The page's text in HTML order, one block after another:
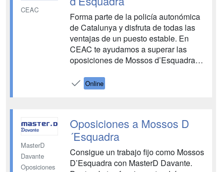
CEAC
Forma parte de la policía autonómica
de Catalunya y disfruta de todas las
ventajas de un puesto estable. En
CEAC te ayudamos a superar las
oposiciones de Mossos d’Esquadra,
expertos. ¡Descubre nuestra
novedosa metodología!...
Online
MasterD
Davante
Oposiciones
Oposiciones a Mossos D
´Esquadra
Consigue un trabajo fijo como Mossos
D’Esquadra con MasterD Davante.